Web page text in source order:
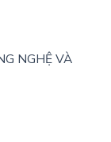
NGHỆ VÀ